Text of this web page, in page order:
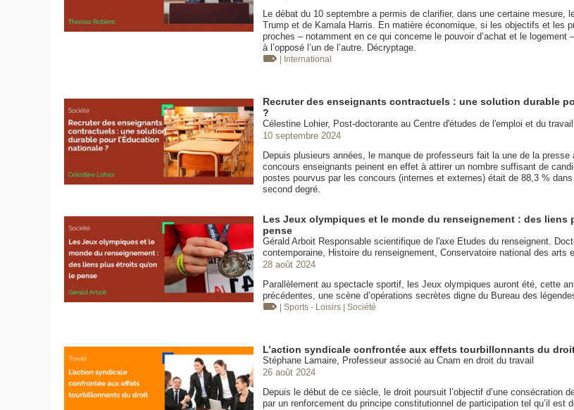
Le débat du 10 septembre a permis de clarifier, dans une certaine mesure,
Trump et de Kamala Harris. En matière économique, si les objectifs et les
proches – notamment en ce qui concerne le pouvoir d’achat et le logement
à l’opposé l’un de l’autre. Décryptage.
| International
Recruter des enseignants contractuels : une solution durable
?
Célestine Lohier, Post-doctorante au Centre d'études de l'emploi et du travail
10 septembre 2024
Depuis plusieurs années, le manque de professeurs fait la une de la presse
concours enseignants peinent en effet à attirer un nombre suffisant de
postes pourvus par les concours (internes et externes) était de 88,3 %
second degré.
Les Jeux olympiques et le monde du renseignement : des liens
pense
Gérald Arboit Responsable scientifique de l'axe Etudes du renseignent.
contemporaine, Histoire du renseignement, Conservatoire national des arts
28 août 2024
Parallèlement au spectacle sportif, les Jeux olympiques auront été, cette
précédentes, une scène d’opérations secrètes digne du Bureau des
| Sports - Loisirs | Société
L’action syndicale confrontée aux effets tourbillonnants du
Stéphane Lamaire, Professeur associé au Cnam en droit du travail
26 août 2024
Depuis le début de ce siècle, le droit poursuit l’objectif d’une consécration
par un renforcement du principe constitutionnel de participation tel qu’il est